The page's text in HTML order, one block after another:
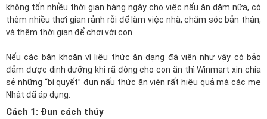
không tốn nhiều thời gian hàng ngày cho việc nấu ăn dặm nữa, có
thêm nhiều thơi gian rảnh rỗi để làm việc nhà, chăm sóc bản thân,
và thêm thời gian để chơi với con.
Nếu các băn khoăn vì liệu thức ăn dạng đá viên như vậy có bảo
đảm được dinh dưỡng khi rã đông cho con ăn thìWinmart xin chia
sẻ những “bí quyết” đun nấu thức ăn viên rất hiệu quả mà các mẹ
Nhật đã áp dụng:
Cách 1: Đun cách thủy